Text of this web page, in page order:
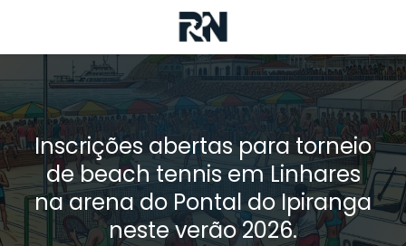
Inscrições abertas para torneio
de beach tennis em Linhares
na arena do Pontal do Ipiranga
neste verão 2026.